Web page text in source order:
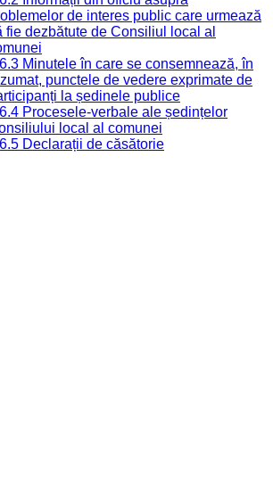
de interes public care urmează
fie dezbătute de Consiliul local al
Minutele în care se consemnează, în
punctele de vedere exprimate de
la ședinele publice
Procesele-verbale ale ședințelor
local al comunei
Declarații de căsătorie